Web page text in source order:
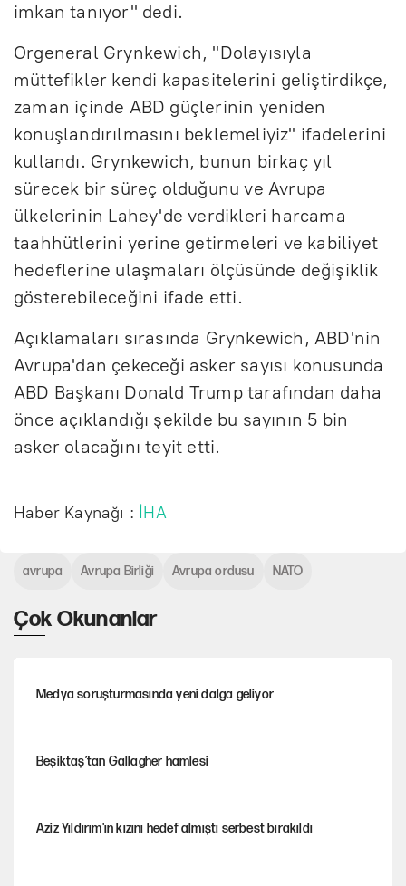
imkan tanıyor" dedi.
Orgeneral Grynkewich, "Dolayısıyla
müttefikler kendi kapasitelerini geliştirdikçe,
zaman içinde ABD güçlerinin yeniden
konuşlandırılmasını beklemeliyiz" ifadelerini
kullandı. Grynkewich, bunun birkaç yıl
sürecek bir süreç olduğunu ve Avrupa
ülkelerinin Lahey'de verdikleri harcama
taahhütlerini yerine getirmeleri ve kabiliyet
hedeflerine ulaşmaları ölçüsünde değişiklik
gösterebileceğini ifade etti.
Açıklamaları sırasında Grynkewich, ABD'nin
Avrupa'dan çekeceği asker sayısı konusunda
ABD Başkanı Donald Trump tarafından daha
önce açıklandığı şekilde bu sayının 5 bin
asker olacağını teyit etti.
Haber Kaynağı : İHA
Çok Okunanlar
Medya soruşturmasında yeni dalga geliyor
Beşiktaş’tan Gallagher hamlesi
Aziz Yıldırım'ın kızını hedef almıştı serbest bırakıldı
avrupa Avrupa Birliği Avrupa ordusu NATO